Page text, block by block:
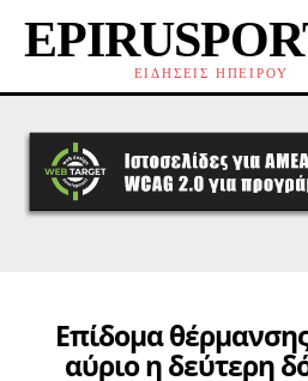
ΕΙΔΗΣΕΙΣ ΗΠΕΙΡΟΥ
Επίδομα
αύριο η δεύτερη